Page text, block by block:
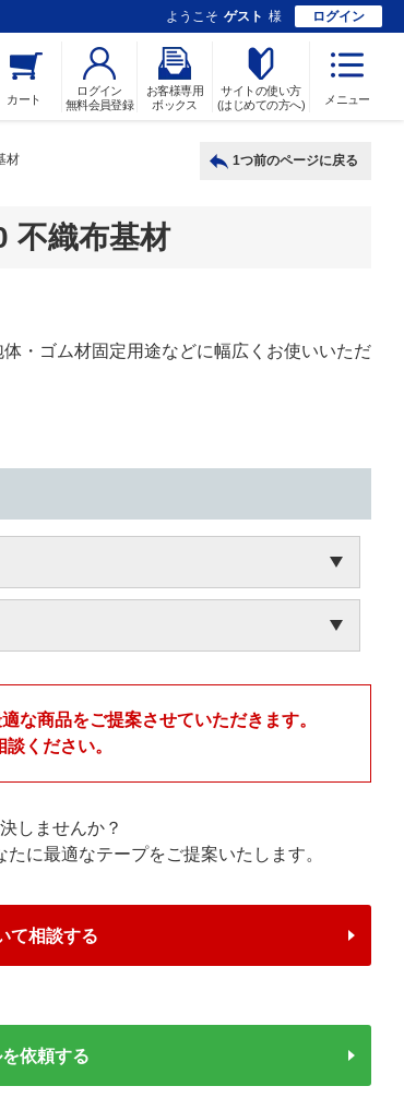
カート
ログイン
無料会員登録
お客様専用
ボックス
サイトの使い方
(はじめての方へ)
メニュー
ようこそ ゲスト 様 ログイン
材 1つ前のページに戻る
不織布基材
・ゴム材固定用途などに幅広くお使いいただ
な商品をご提案させていただきます。
ください。
しませんか？
に最適なテープをご提案いたします。
て相談する
依頼する